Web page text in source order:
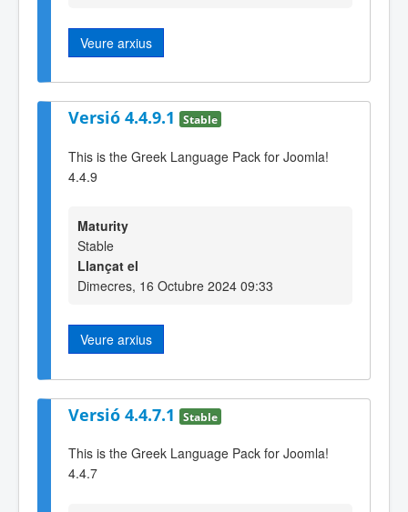
Veure arxius
Versió 4.4.9.1 Stable
This is the Greek Language Pack for Joomla!
4.4.9
Maturity
Stable
Llançat el
Dimecres, 16 Octubre 2024 09:33
Veure arxius
Versió 4.4.7.1 Stable
This is the Greek Language Pack for Joomla!
4.4.7